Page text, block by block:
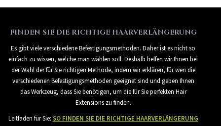
FINDEN SIE DIE RICHTIGE HAARVERLÄNGERUNG
Es gibt viele verschiedene Befestigungsmethoden. Daher ist es nicht so
einfach zu wissen, welche man wählen soll. Deshalb helfen wir Ihnen bei
der Wahl der für Sie richtigen Methode, indem wir erklären, für wen die
verschiedenen Befestigungsmethoden geeignet sind und geben Ihnen
das Werkzeug, dass Sie benötigen, um die für Sie perfekten Hair
Extensions zu finden.
Leitfaden für Sie: SO FINDEN SIE DIE RICHTIGE HAARVERLÄNGERUNG